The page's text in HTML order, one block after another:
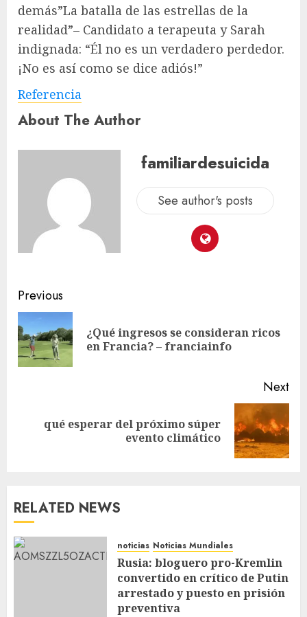
demás”La batalla de las estrellas de la
realidad”– Candidato a terapeuta y Sarah
indignada: “Él no es un verdadero perdedor.
¡No es así como se dice adiós!”
Referencia
About The Author
familiardesuicida
See author's posts
Previous
¿Qué ingresos se consideran ricos
en Francia? – franciainfo
Next
qué esperar del próximo súper
evento climático
RELATED NEWS
noticias Noticias Mundiales
Rusia: bloguero pro-Kremlin
convertido en crítico de Putin
arrestado y puesto en prisión
preventiva